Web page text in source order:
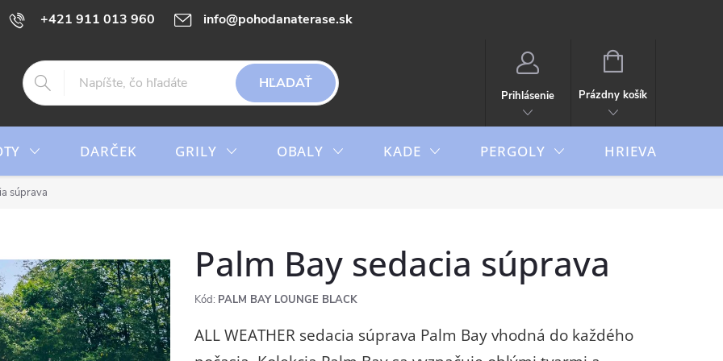
+421 911 013 960 info@pohodanaterase.sk
HĽADAŤ
Prihlásenie
NÁKUPNÝ
Prázdny košík
DARČEK GRILY OBALY KADE PERGOLY HRIEVAČE
súprava
Palm Bay sedacia súprava
Kód: PALM BAY LOUNGE BLACK
ALL WEATHER sedacia súprava Palm Bay vhodná do každého